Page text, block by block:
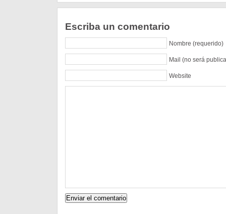
Escriba un comentario
Nombre (requerido)
Mail (no será
Website